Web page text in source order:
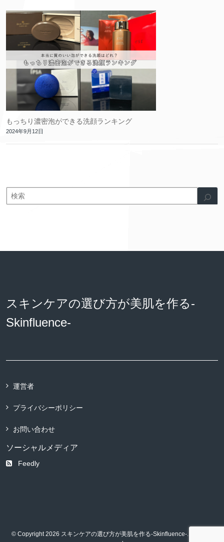
もっちり濃密泡ができる洗顔ランキング
2024年9月12日
スキンケアの選び方が美肌を作る-
Skinfluence-
運営者
プライバシーポリシー
お問い合わせ
ソーシャルメディア
Feedly
© Copyright 2026 スキンケアの選び方が美肌を作る-Skinfluence-. All rights